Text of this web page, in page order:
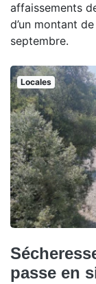
affaissements
d’un montant
septembre.
Locales
passe en